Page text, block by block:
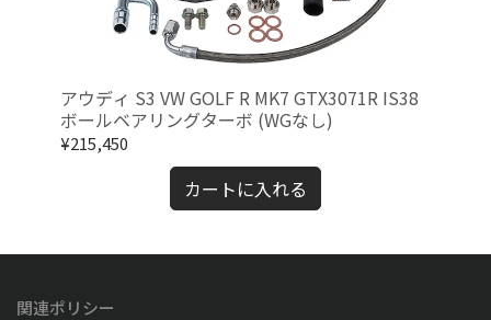
アウディ S3 VW GOLF R MK7 GTX3071R IS38
ボールベアリングターボ (WGなし)
¥215,450
カートに入れる
関連ポリシー